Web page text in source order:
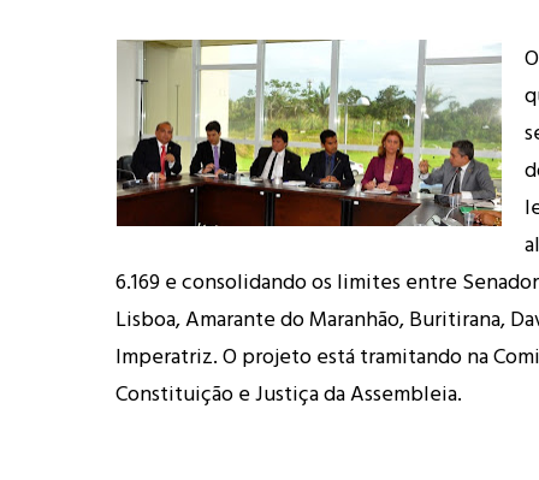
6.169 e consolidando os limites entre
Lisboa, Amarante do Maranhão, Buritirana,
Imperatriz. O projeto está tramitando na
Constituição e Justiça da Assembleia.